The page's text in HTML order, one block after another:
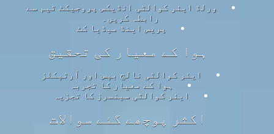
ورلڈ ایئر کوالٹی انڈیکس پروجیکٹ ٹیم سے
رابطہ کریں۔
پریس اینڈ میڈیا کٹ
ہوا کے معیار کی تحقیق
ایئر کوالٹی نالج بیس اور آرٹیکلز
ہوا کے معیار کا تجربہ
ایئر کوالٹی سینسرز کا تجزیہ
اکثر پوچھے گئے سوالات